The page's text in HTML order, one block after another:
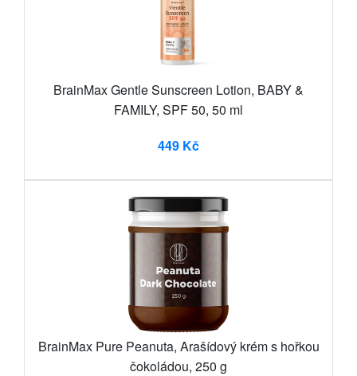
BrainMax Gentle Sunscreen Lotion, BABY &
FAMILY, SPF 50, 50 ml
449 Kč
BrainMax Pure Peanuta, Arašídový krém s hořkou
čokoládou, 250 g